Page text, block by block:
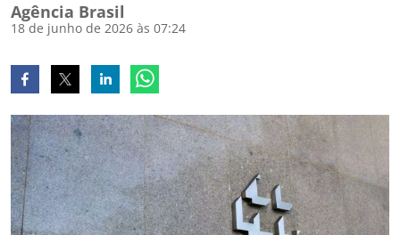
Agência Brasil
18 de junho de 2026 às 07:24